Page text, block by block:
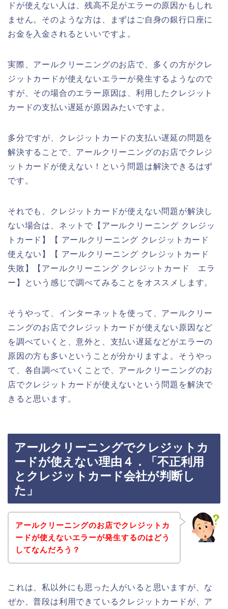
ドが使えない人は、残高不足がエラーの原因かもしれ
ません。そのような方は、まずはご自身の銀行口座に
お金を入金されるといいですよ。
実際、アールクリーニングのお店で、多くの方がクレ
ジットカードが使えないエラーが発生するようなので
すが、その場合のエラー原因は、利用したクレジット
カードの支払い遅延が原因みたいですよ。
多分ですが、クレジットカードの支払い遅延の問題を
解決することで、アールクリーニングのお店でクレジ
ットカードが使えない！という問題は解決できるはず
です。
それでも、クレジットカードが使えない問題が解決し
ない場合は、ネットで【アールクリーニング クレジッ
トカード】【 アールクリーニング クレジットカード
使えない】【 アールクリーニング クレジットカード
失敗】【アールクリーニング クレジットカード エラ
ー】という感じで調べてみることをオススメします。
そうやって、インターネットを使って、アールクリー
ニングのお店でクレジットカードが使えない原因など
を調べていくと、意外と、支払い遅延などがエラーの
原因の方も多いということが分かりますよ。そうやっ
て、各自調べていくことで、アールクリーニングのお
店でクレジットカードが使えないという問題を解決で
きると思います。
アールクリーニングでクレジットカ
ードが使えない理由４．「不正利用
とクレジットカード会社が判断し
た」
アールクリーニングのお店でクレジットカ
ードが使えないエラーが発生するのはどう
してなんだろう？
これは、私以外にも思った人がいると思いますが、な
ぜか、普段は利用できているクレジットカードが、ア